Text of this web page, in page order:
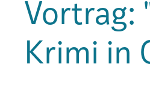
Progetti
Pubblicazioni
Vortrag:
Krimi in